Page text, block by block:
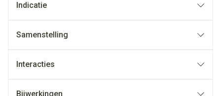
Indicatie
Samenstelling
Interacties
Bijwerkingen